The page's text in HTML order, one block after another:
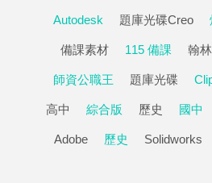
Autodesk 題庫光碟Creo
備課素材 115 備課 翰
師資公職王 題庫光碟
高中 綜合版 歷史 國中
Adobe 歷史 Solidworks